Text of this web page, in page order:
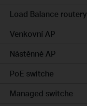
Load Balance routery
Venkovní AP
Nástěnné AP
PoE switche
Managed switche